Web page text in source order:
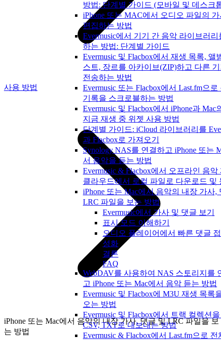
방법: 단계별 가이드 (모바일 및 데스크
iPhone 또는 MAC에서 오디오 파일의
편집하는 방법
Evermusic에서 기기 간 음악 라이브러리
하는 방법: 단계별 가이드
Evermusic 및 Flacbox에서 재생 목록, 앨
스트, 장르를 아카이브(ZIP)하고 다른
전송하는 방법
Evermusic 또는 Flacbox에서 Last.fm으로
기록을 스크로블하는 방법
Evermusic 및 Flacbox에서 iPhone과 Mac
지금 재생 중 위젯 사용 방법
단계별 가이드: iCloud 라이브러리를
과 Flacbox로 가져오기
Synology NAS를 연결하고 iPhone 또는
서 음악을 듣는 방법
Evermusic & Flacbox에서 오프라인 음악
클라우드에서 로컬 파일로 다운로드 및
iPhone 또는 Mac에서 음악의 내장 가사,
LRC 파일을 보는 방법
Evermusic에서 가사 및 댓글 보기
표시 모드 이해하기
오디오 플레이어에서 빠른 댓글
성화
결론
FAQ
WebDAV를 사용하여 NAS 스토리지를
고 iPhone 또는 Mac에서 음악 듣는 방법
Evermusic 및 Flacbox에 M3U 재생 목록
오는 방법
Evermusic 및 Flacbox에서 트랙 컬렉션
CSV, TXT로 내보내는 방법
Evermusic & Flacbox에서 Last.fm으로 전
사용 방법
iPhone 또는 Mac에서 음악의 내장 가사, 댓글 및 LRC 파일을 보
는 방법